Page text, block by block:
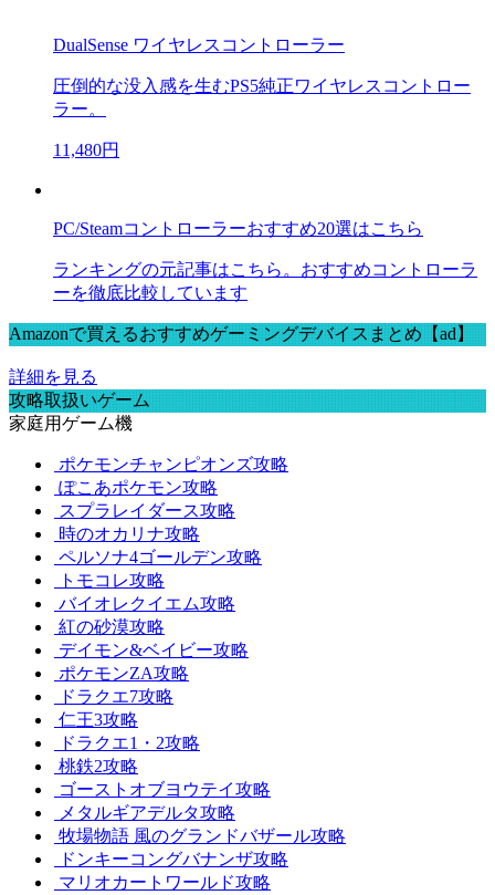
DualSense ワイヤレスコントローラー
圧倒的な没入感を生むPS5純正ワイヤレスコントロー
ラー。
11,480円
PC/Steamコントローラーおすすめ20選はこちら
ランキングの元記事はこちら。おすすめコントローラ
ーを徹底比較しています
Amazonで買えるおすすめゲーミングデバイスまとめ【ad】
詳細を見る
攻略取扱いゲーム
家庭用ゲーム機
ポケモンチャンピオンズ攻略
ぽこあポケモン攻略
スプラレイダース攻略
時のオカリナ攻略
ペルソナ4ゴールデン攻略
トモコレ攻略
バイオレクイエム攻略
紅の砂漠攻略
デイモン&ベイビー攻略
ポケモンZA攻略
ドラクエ7攻略
仁王3攻略
ドラクエ1・2攻略
桃鉄2攻略
ゴーストオブヨウテイ攻略
メタルギアデルタ攻略
牧場物語 風のグランドバザール攻略
ドンキーコングバナンザ攻略
マリオカートワールド攻略